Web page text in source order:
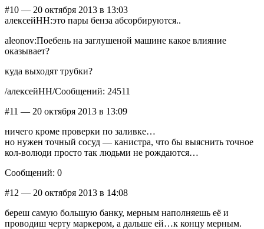
#10 — 20 октября 2013 в 13:03
алексейНН:это пары бенза абсорбируются..
aleonov:Поебень на заглушеной машине какое влияние
оказывает?
куда выходят трубки?
/алексейНН/Сообщений: 24511
#11 — 20 октября 2013 в 13:09
ничего кроме проверки по заливке…
но нужен точный сосуд — канистра, что бы выяснить точное
кол-волюди просто так людьми не рождаются…
Сообщений: 0
#12 — 20 октября 2013 в 14:08
береш самую большую банку, мерным наполняешь её и
проводиш черту маркером, а дальше ей…к концу мерным.